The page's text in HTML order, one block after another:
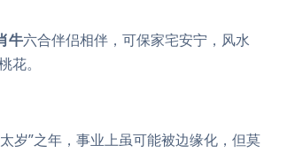
牛六合伴侣相伴，可保家宅安宁，风水
。
岁”之年，事业上虽可能被边缘化，但莫